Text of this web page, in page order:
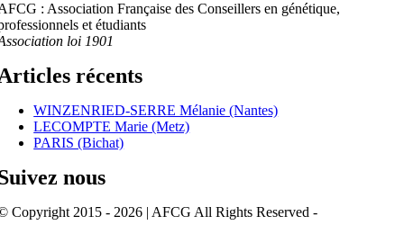
: Association Française des Conseillers en génétique,
et étudiants
loi 1901
récents
WINZENRIED-SERRE Mélanie (Nantes)
LECOMPTE Marie (Metz)
PARIS (Bichat)
nous
Copyright 2015 - 2026 | AFCG All Rights Reserved -